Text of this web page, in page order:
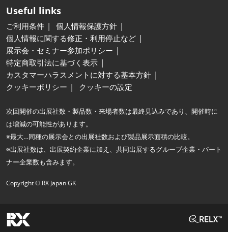
Useful links
ご利用条件
個人情報保護方針
個人情報に関する修正・利用停止など
展示会・セミナー参加ポリシー
特定商取引法に基づく表示
カスタマーハラスメントに対する基本方針
クッキーポリシー
クッキーの設定
次回開催の出展社数・製品数・来場者数は最終見込みであり、開催時に
は増減の可能性があります。
※最大…同種の展示会との出展社数および製品展示面積の比較。
※出展社数は、出展契約企業に加え、共同出展するグループ企業・パート
ナー企業数も含みます。
Copyright © RX Japan GK